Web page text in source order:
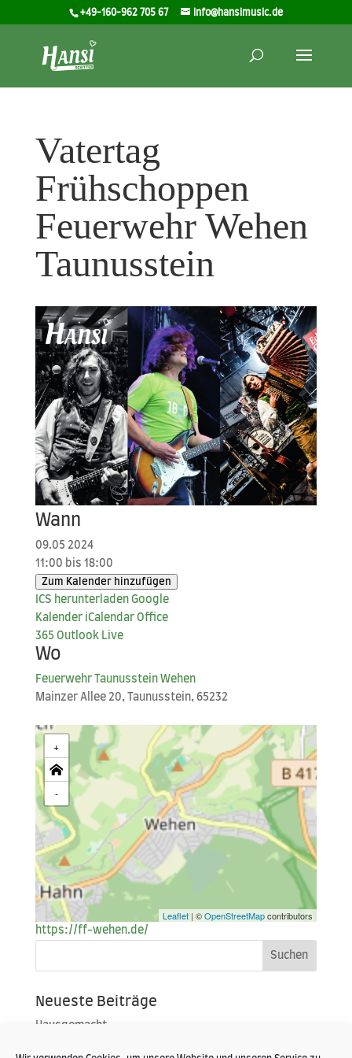
+49-160-962 705 67 info@hansimusic.de
Vatertag
Frühschoppen
Feuerwehr Wehen
Taunusstein
Wann
09.05 2024
11:00 bis 18:00
Zum Kalender hinzufügen
ICS her­un­ter­la­den Goog­le
Kalender iCal­en­dar Office
365 Out­look Live
Wo
Feu­er­wehr Tau­nus­stein Wehen
Main­zer Allee 20, Tau­nus­stein, 65232
+
-
Leaflet | ©OpenStreetMapcontributors
https://ff-wehen.de/
Neueste Beiträge
Hausgemacht